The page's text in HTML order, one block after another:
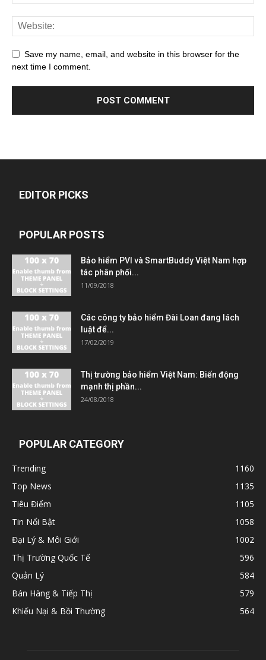
Save my name, email, and website in this browser for the
next time I comment.
EDITOR PICKS
POPULAR POSTS
Bảo hiểm PVI và SmartBuddy Việt Nam hợp
tác phân phối...
11/09/2018
Các công ty bảo hiểm Đài Loan đang lách
luật để...
17/02/2019
Thị trường bảo hiểm Việt Nam: Biến động
mạnh thị phần...
24/08/2018
POPULAR CATEGORY
Trending
1160
Top News
1135
Tiêu Điểm
1105
Tin Nổi Bật
1058
Đại Lý & Môi Giới
1002
Thị Trường Quốc Tế
596
Quản Lý
584
Bán Hàng & Tiếp Thị
579
Khiếu Nại & Bồi Thường
564